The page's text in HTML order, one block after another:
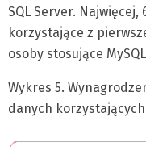
SQL Server. Najwięcej,
korzystające z
osoby stosujące
Wykres 5.
danych